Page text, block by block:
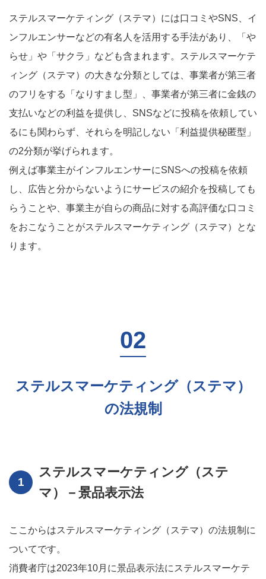
ステルスマーケティング（ステマ）には口コミやSNS、イ
ンフルエンサーなどの有名人を活用する手法があり、「や
らせ」や「サクラ」なども含まれます。ステルスマーケテ
ィング（ステマ）の大きな分類としては、事業者が第三者
のフリをする「なりすまし型」、事業者が第三者に金銭の
支払いなどの利益を提供し、SNSなどに投稿を依頼してい
るにも関わらず、それらを明記しない「利益提供秘匿型」
の2分類が挙げられます。
例えば事業主がインフルエンサーにSNSへの投稿を依頼
し、広告と分からないようにサービスの紹介を投稿しても
らうことや、事業主が自らの商品に対する高評価な口コミ
をおこなうことがステルスマーケティング（ステマ）とな
ります。
ステルスマーケティング（ステマ）
の法規制
ステルスマーケティング（ステ
マ）－景品表示法
ここからはステルスマーケティング（ステマ）の法規制に
ついてです。
消費者庁は2023年10月に景品表示法にステルスマーケテ